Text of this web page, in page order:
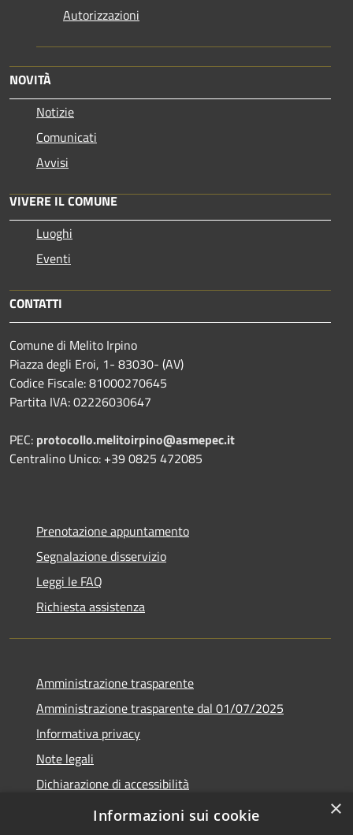
Autorizzazioni
NOVITÀ
Notizie
Comunicati
Avvisi
VIVERE IL COMUNE
Luoghi
Eventi
CONTATTI
Comune di Melito Irpino
Piazza degli Eroi, 1- 83030- (AV)
Codice Fiscale: 81000270645
Partita IVA: 02226030647
PEC: protocollo.melitoirpino@asmepec.it
Centralino Unico: +39 0825 472085
Prenotazione appuntamento
Segnalazione disservizio
Leggi le FAQ
Richiesta assistenza
Amministrazione trasparente
Amministrazione trasparente dal 01/07/2025
Informativa privacy
Note legali
Dichiarazione di accessibilità
Whistleblowing
×
Informazioni sui cookie